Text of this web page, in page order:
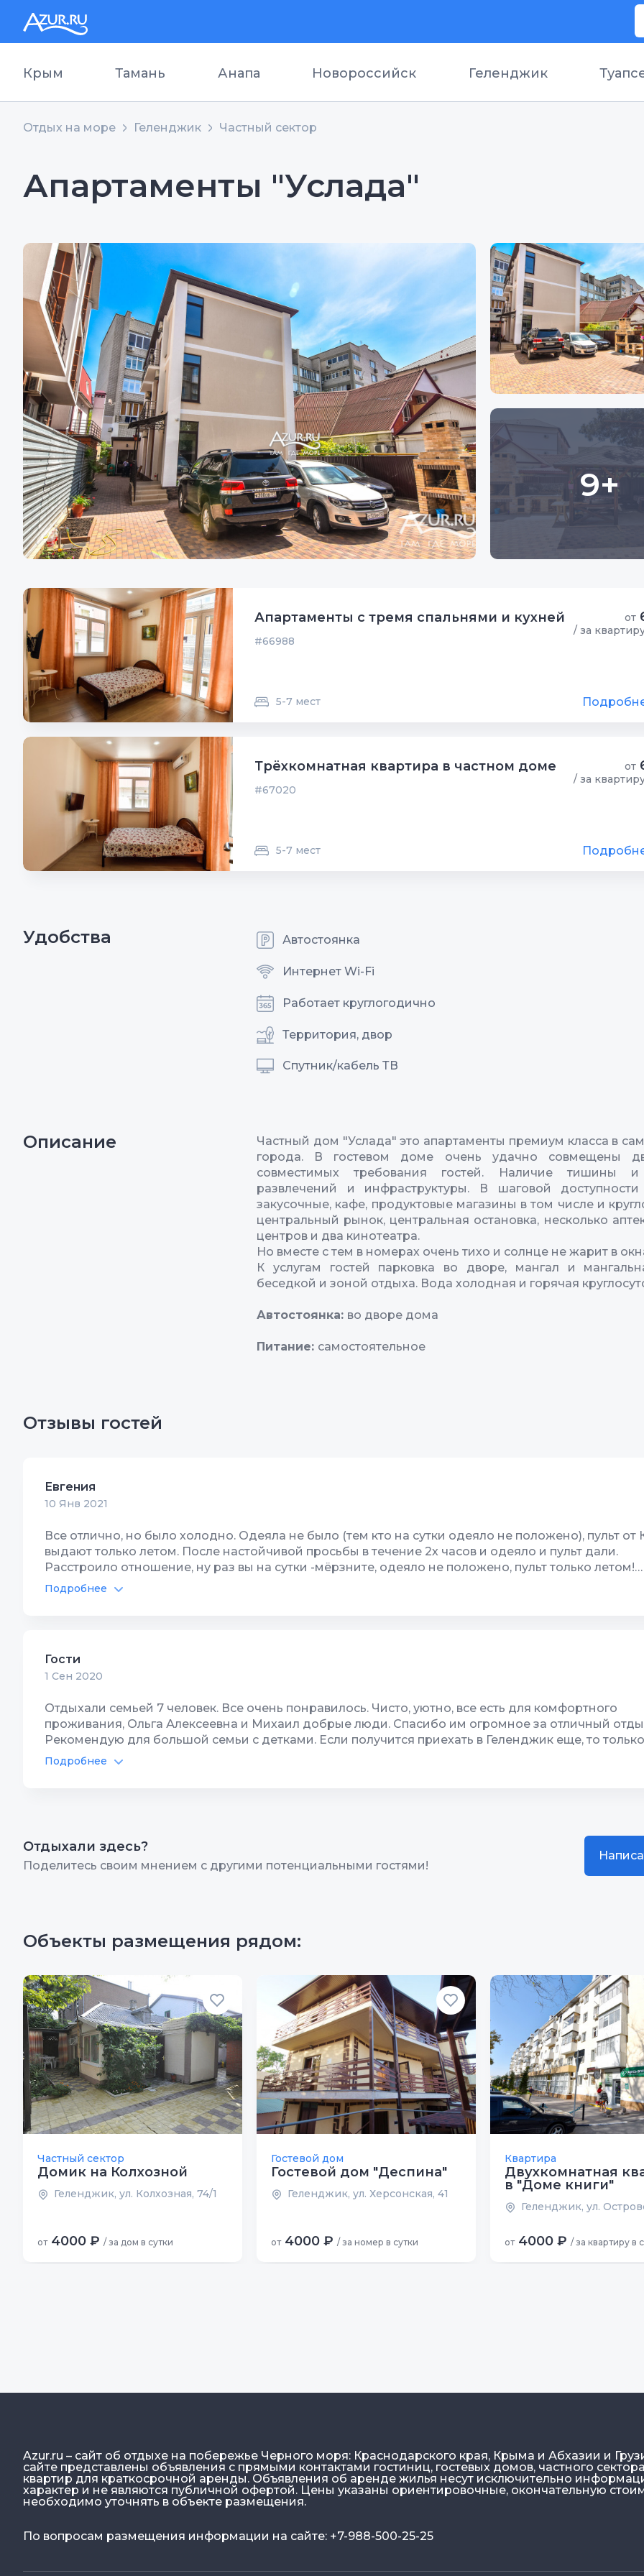
Крым Тамань Анапа Новороссийск Геленджик
Отдых на море Геленджик Частный сектор
Апартаменты "Услада"
9+
Апартаменты с тремя спальнями и кухней
#66988
от
/ за
5-7 мест
Трёхкомнатная квартира в частном доме
#67020
от
/ за
5-7 мест
Удобства Автостоянка
Интернет Wi-Fi
Работает круглогодично
Территория, двор
Спутник/кабель ТВ
Описание
Частный дом "Услада" это апартаменты премиум класса в
города. В гостевом доме очень удачно совмещены
совместимых требования гостей. Наличие тишины и
развлечений и инфраструктуры. В шаговой доступности
закусочные, кафе, продуктовые магазины в том числе и
центральный рынок, центральная остановка, несколько
центров и два кинотеатра.
Но вместе с тем в номерах очень тихо и солнце не жарит в
К услугам гостей парковка во дворе, мангал и
беседкой и зоной отдыха. Вода холодная и горячая
Автостоянка: во дворе дома
Питание: самостоятельное
Отзывы гостей
Евгения
10 Янв 2021
Все отлично, но было холодно. Одеяла не было (тем кто на сутки одеяло не положено), пульт от
выдают только летом. После настойчивой просьбы в течение 2х часов и одеяло и пульт дали.
Расстроило отношение, ну раз вы на сутки -мёрзните, одеяло не положено, пульт только летом!
Неужели это чего-то стоит, неужели гость должен мерзнуть? После конечно все выдали, но
простой совковой русской души остался!
Территория, двор
Спутник/кабель ТВ 10 Качество сна 5
Подробнее
Гости
1 Сен 2020
Отдыхали семьей 7 человек. Все очень понравилось. Чисто, уютно, все есть для комфортного
проживания, Ольга Алексеевна и Михаил добрые люди. Спасибо им огромное за отличный
Рекомендую для большой семьи с детками. Если получится приехать в Геленджик еще, то только
сюда!!!
Подробнее
Отдыхали здесь?
Поделитесь своим мнением с другими потенциальными гостями!
Объекты размещения рядом:
Частный сектор
Домик на Колхозной
Геленджик, ул. Колхозная, 74/1
от 4000 ₽ / за дом в сутки
Гостевой дом
Гостевой дом "Деспина"
Геленджик, ул. Херсонская, 41
от 4000 ₽ / за номер в сутки
Квартира
Двухкомнатная
в "Доме книги"
Геленджик, ул.
от 4000 ₽ / за квартиру в
Azur.ru – сайт об отдыхе на побережье Черного моря: Краснодарского края, Крыма и Абхазии и
сайте представлены объявления с прямыми контактами гостиниц, гостевых домов, частного
квартир для краткосрочной аренды. Объявления об аренде жилья несут исключительно
характер и не являются публичной офертой. Цены указаны ориентировочные, окончательную
необходимо уточнять в объекте размещения.
По вопросам размещения информации на сайте: +7-988-500-25-25